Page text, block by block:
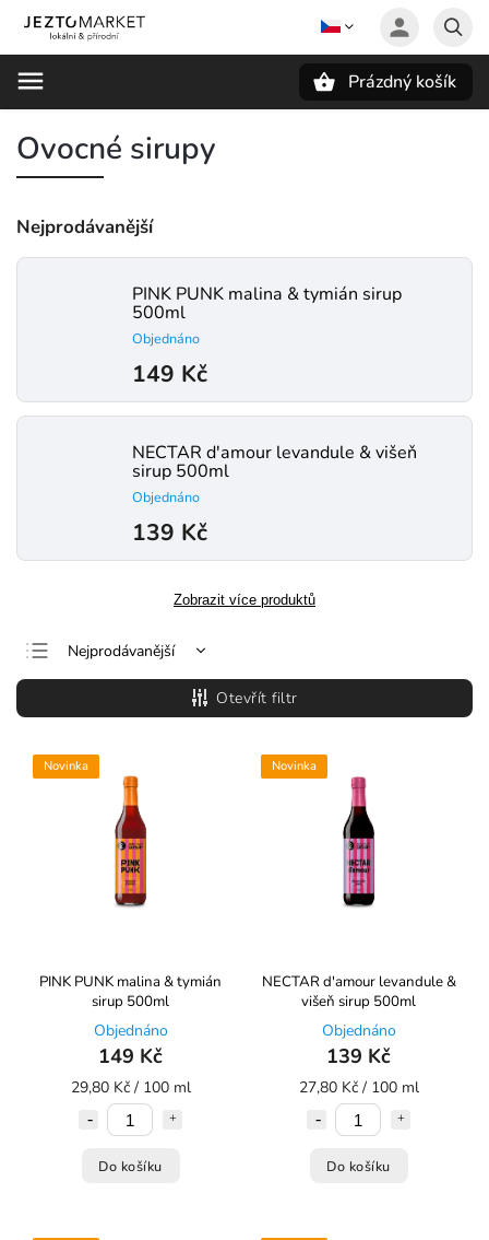
Prázdný košík
Ovocné sirupy
Nejprodávanější
PINK PUNK malina & tymián sirup
500ml
Objednáno
149 Kč
NECTAR d'amour levandule & višeň
sirup 500ml
Objednáno
139 Kč
Zobrazit více produktů
Nejprodávanější
Nejlevnější
Nejdražší
Abecedně
Otevřít filtr
Novinka
PINK PUNK malina & tymián
sirup 500ml
Objednáno
149 Kč
29,80 Kč / 100 ml
Do košíku
Novinka
NECTAR d'amour levandule &
višeň sirup 500ml
Objednáno
139 Kč
27,80 Kč / 100 ml
Do košíku